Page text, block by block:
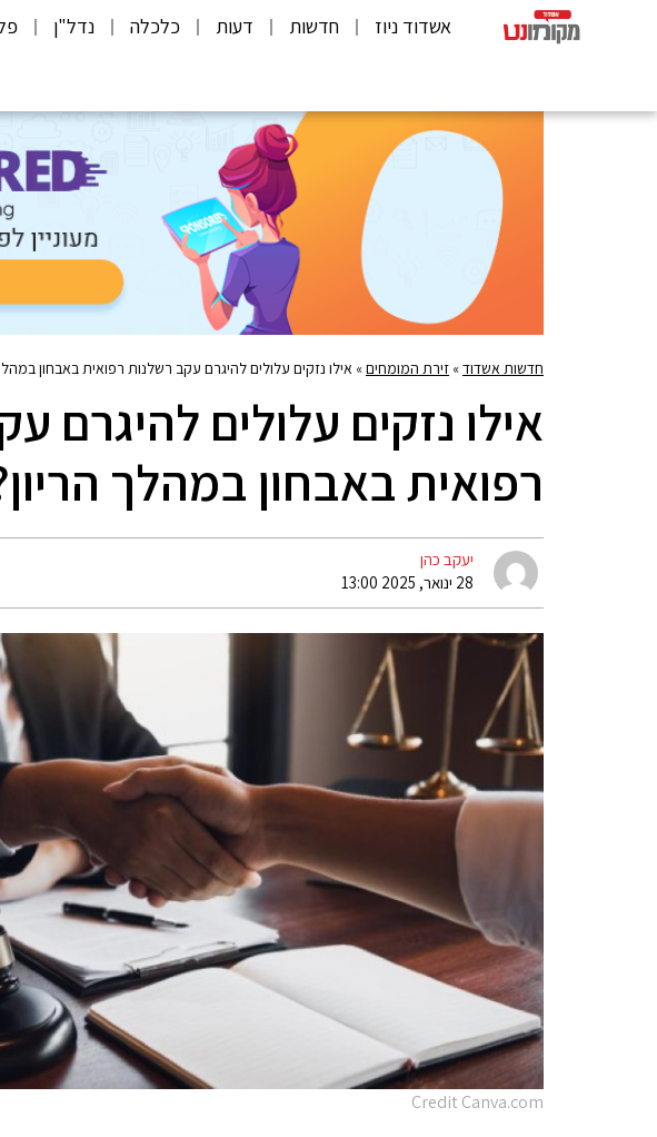
אשדוד ניוז חדשות דעות כלכלה נדל"ן
חדשות אשדוד» זירת המומחים» אילו נזקים עלולים להיגרם עקב רשלנות רפואית באבחון
אילו נזקים עלולים להיגרם
רפואית באבחון במהלך
יעקב כהן
28 ינואר, 2025 13:00
Credit Canva.com